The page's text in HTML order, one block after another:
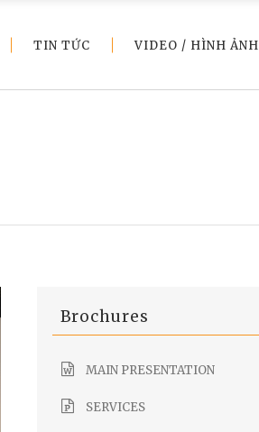
TIN TỨC VIDEO / HÌNH ẢNH
Brochures
MAIN PRESENTATION
SERVICES